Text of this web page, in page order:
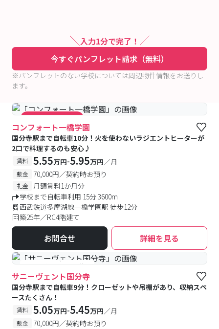
入力1分で完了！
今すぐパンフレット請求（無料）
※パンフレットのない学校については周辺物件情報をお送りし
ます。
#キャンペーン実施中
コンフォート一橋学園
国分寺駅まで自転車10分！火を使わないラジエントヒーターが
2口で料理するのも安心♪
賃料 5.55万円-5.95万円／月
敷金 70,000円／契約時お預り
礼金
月額賃料1か月分
学校まで自転車利用 15分 3600m
西武鉄道多摩湖線一橋学園駅 徒歩12分
築25年／RC4階建て
お問合せ 詳細を見る
#予約受付中 #空室待ち
サニーヴェント国分寺
国分寺駅まで自転車9分！クローゼットや吊棚があり、収納スペ
ースたくさん！
賃料 5.05万円-5.45万円／月
敷金 70,000円／契約時お預り